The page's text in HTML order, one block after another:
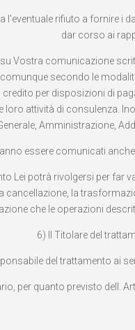
rifiuto a fornire i
dar corso ai
Vostra comunicazione
secondo le
per disposizioni di
attività di consulenza.
Amministrazione,
essere comunicati
Lei potrà rivolgersi per far
cancellazione, la
che le operazioni
6) Il Titolare del
del trattamento ai
per quanto previsto dell.